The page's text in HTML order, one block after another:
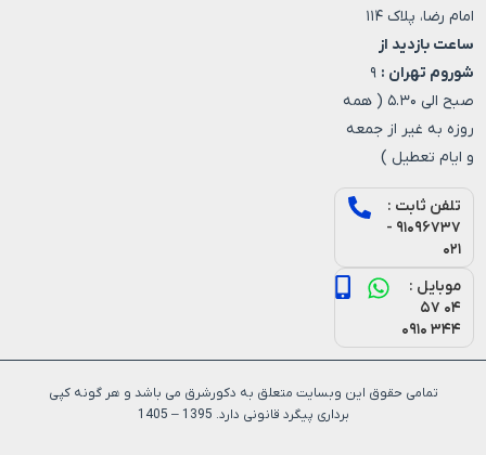
امام رضا، پلاک ۱۱۴
ساعت بازدید از
شوروم تهران : ۹
صبح الی ۵.۳۰ ( همه
روزه به غیر از جمعه
و ایام تعطیل )
تلفن ثابت :
۹۱۰۹۶۷۳۷ -
۰۲۱
موبایل :
۰۴ ۵۷
۳۴۴ ۰۹۱۰
تمامی حقوق این وبسایت متعلق به دکورشرق می باشد و هر گونه کپی
برداری پیگرد قانونی دارد. 1395 – 1405